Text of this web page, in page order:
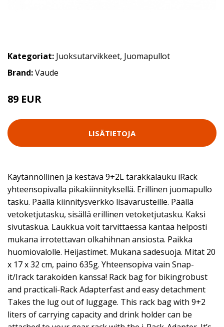
Kategoriat: Juoksutarvikkeet, Juomapullot
Brand:Vaude
89 EUR
LISÄTIETOJA
Käytännöllinen ja kestävä 9+2L tarakkalauku iRack
yhteensopivalla pikakiinnityksellä. Erillinen juomapullo
tasku. Päällä kiinnitysverkko lisävarusteille. Päällä
vetoketjutasku, sisällä erillinen vetoketjutasku. Kaksi
sivutaskua. Laukkua voit tarvittaessa kantaa helposti
mukana irrotettavan olkahihnan ansiosta. Paikka
huomiovalolle. Heijastimet. Mukana sadesuoja. Mitat 20
x 17 x 32 cm, paino 635g. Yhteensopiva vain Snap-
it/Irack tarakoiden kanssa! Rack bag for bikingrobust
and practicali-Rack Adapterfast and easy detachment
Takes the lug out of luggage. This rack bag with 9+2
liters of carrying capacity and drink holder can be